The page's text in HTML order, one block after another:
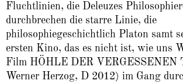
Fluchtlinien, die Deleuzes
durchbrechen die starre Linie, die
philosophiegeschichtlich Platon samt
ersten Kino, das es nicht ist, wie uns
Film HÖHLE DER VERGESSENEN
Werner Herzog, D 2012) im Gang